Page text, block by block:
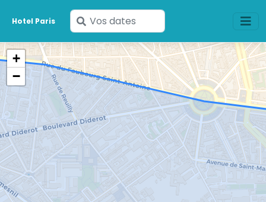
Hotel Paris
Saisissez
vos
dates
+
−